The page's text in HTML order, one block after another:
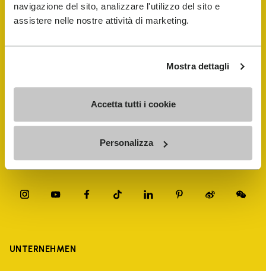
navigazione del sito, analizzare l'utilizzo del sito e
assistere nelle nostre attività di marketing.
Mostra dettagli
Accetta tutti i cookie
Personalizza
FiveFingers Guide
Schuhreparatur-Finder
Store Locator
UNTERNEHMEN